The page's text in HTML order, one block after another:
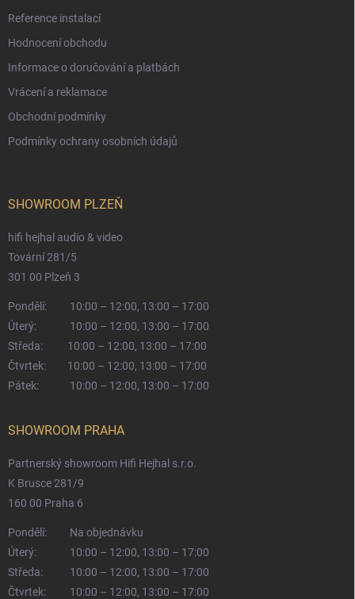
Reference instalací
Hodnocení obchodu
Informace o doručování a platbách
Vrácení a reklamace
Obchodní podmínky
Podmínky ochrany osobních údajů
SHOWROOM PLZEŇ
hifi hejhal audio & video
Tovární 281/5
301 00 Plzeň 3
Pondělí:
10:00 – 12:00, 13:00 – 17:00
Úterý:
10:00 – 12:00, 13:00 – 17:00
Středa:
10:00 – 12:00, 13:00 – 17:00
Čtvrtek:
10:00 – 12:00, 13:00 – 17:00
Pátek:
10:00 – 12:00, 13:00 – 17:00
SHOWROOM PRAHA
Partnerský showroom Hifi Hejhal s.r.o.
K Brusce 281/9
160 00 Praha 6
Pondělí:
Na objednávku
Úterý:
10:00 – 12:00, 13:00 – 17:00
Středa:
10:00 – 12:00, 13:00 – 17:00
Čtvrtek:
10:00 – 12:00, 13:00 – 17:00